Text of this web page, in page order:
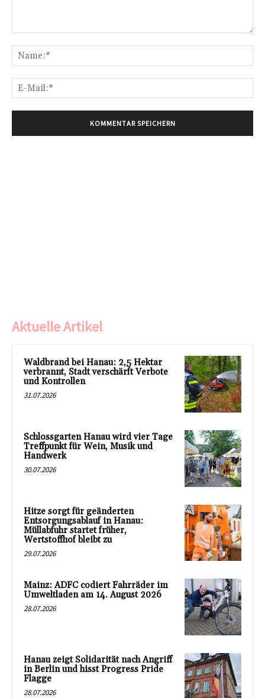
Aktuelle Artikel
Waldbrand bei Hanau: 2,5 Hektar
verbrannt, Stadt verschärft Verbote
und Kontrollen
31.07.2026
Schlossgarten Hanau wird vier Tage
Treffpunkt für Wein, Musik und
Handwerk
30.07.2026
Hitze sorgt für geänderten
Entsorgungsablauf in Hanau:
Müllabfuhr startet früher,
Wertstoffhof bleibt zu
29.07.2026
Mainz: ADFC codiert Fahrräder im
Umweltladen am 14. August 2026
28.07.2026
Hanau zeigt Solidarität nach Angriff
in Berlin und hisst Progress Pride
Flagge
28.07.2026